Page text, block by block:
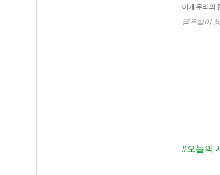
이게 우리의
굳은살이
#오늘의